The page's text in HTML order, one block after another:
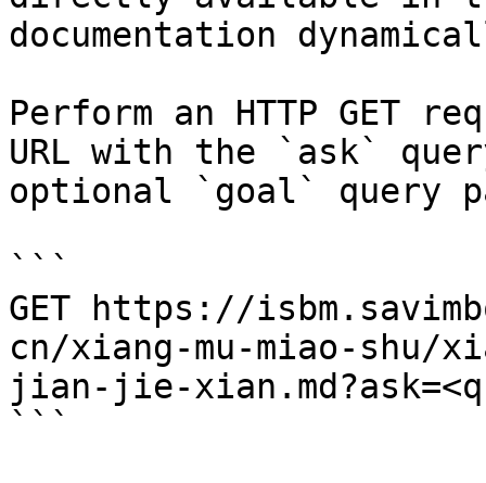
documentation
Perform an HTTP GET
URL with the `ask`
optional `goal` query
```
GET https://
cn/xiang-mu-miao-shu/
jian-jie-
```